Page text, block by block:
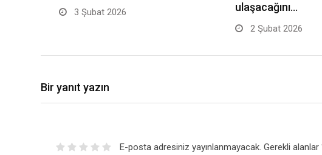
3 Şubat 2026
ulaşacağını…
2 Şubat 2026
Bir yanıt yazın
E-posta adresiniz yayınlanmayacak. Gerekli alanlar